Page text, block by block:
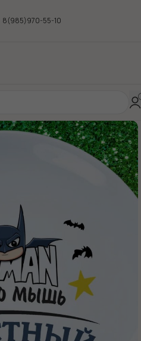
8(985)970-55-10